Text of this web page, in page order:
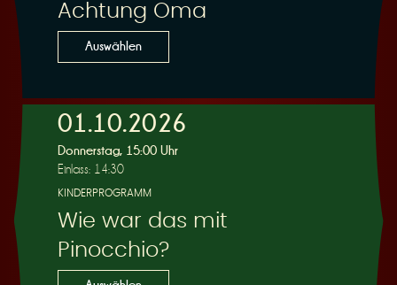
e
s
Achtung Oma
Auswählen
01.10.2026
Donnerstag, 15:00 Uhr
Einlass: 14:30
KINDERPROGRAMM
Wie war das mit
Pinocchio?